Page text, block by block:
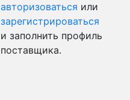
авторизоваться или
зарегистрироваться
и заполнить профиль
поставщика.